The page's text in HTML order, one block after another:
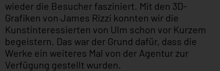
wieder die Besucher fasziniert. Mit den 3D-
Grafiken von James Rizzi konnten wir die
Kunstinteressierten von Ulm schon vor Kurzem
begeistern. Das war der Grund dafür, dass die
Werke ein weiteres Mal von der Agentur zur
Verfügung gestellt wurden.